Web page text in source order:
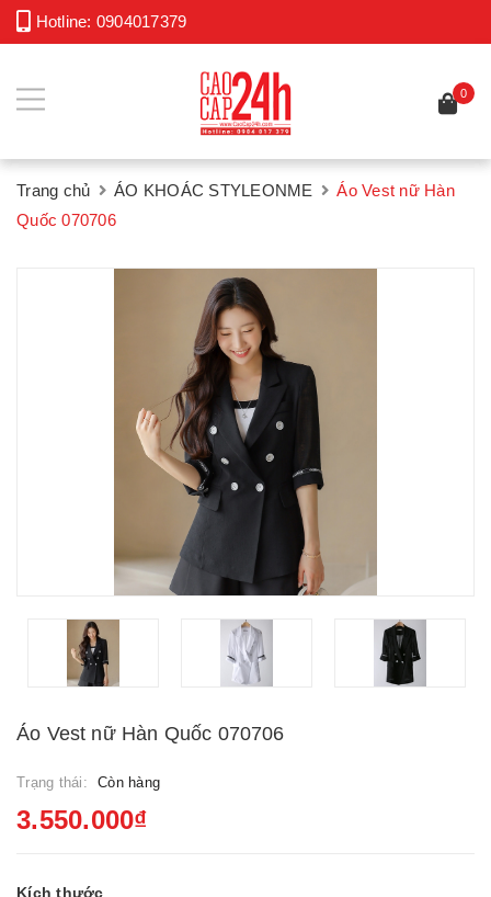
Hotline: 0904017379
0
Trang chủ ÁO KHOÁC STYLEONME
Áo Vest nữ Hàn
Quốc 070706
Áo Vest nữ Hàn Quốc 070706
Trạng thái: Còn hàng
3.550.000₫
Kích thước